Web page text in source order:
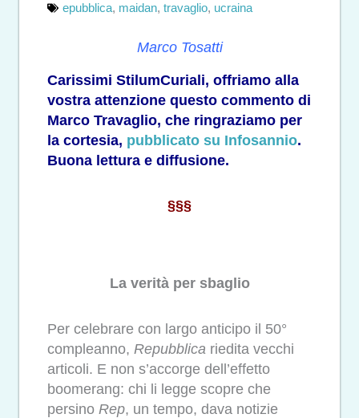
epubblica, maidan, travaglio, ucraina
Marco Tosatti
Carissimi StilumCuriali, offriamo alla
vostra attenzione questo commento di
Marco Travaglio, che ringraziamo per
la cortesia, pubblicato su Infosannio.
Buona lettura e diffusione.
§§§
La verità per sbaglio
Per celebrare con largo anticipo il 50°
compleanno, Repubblica riedita vecchi
articoli. E non s’accorge dell’effetto
boomerang: chi li legge scopre che
persino Rep, un tempo, dava notizie